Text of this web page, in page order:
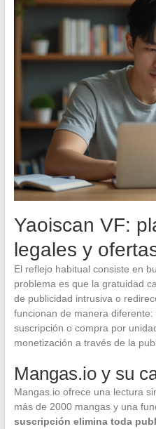
Yaoiscan VF:
legales y
El reflejo habitual consiste en
problema es que la gratuidad
de publicidad intrusiva o
funcionan de manera
suscripción o compra por
monetización a través de la
Mangas.io y su
Mangas.io ofrece una lectura
más de 2000 mangas y una
suscripción elimina toda